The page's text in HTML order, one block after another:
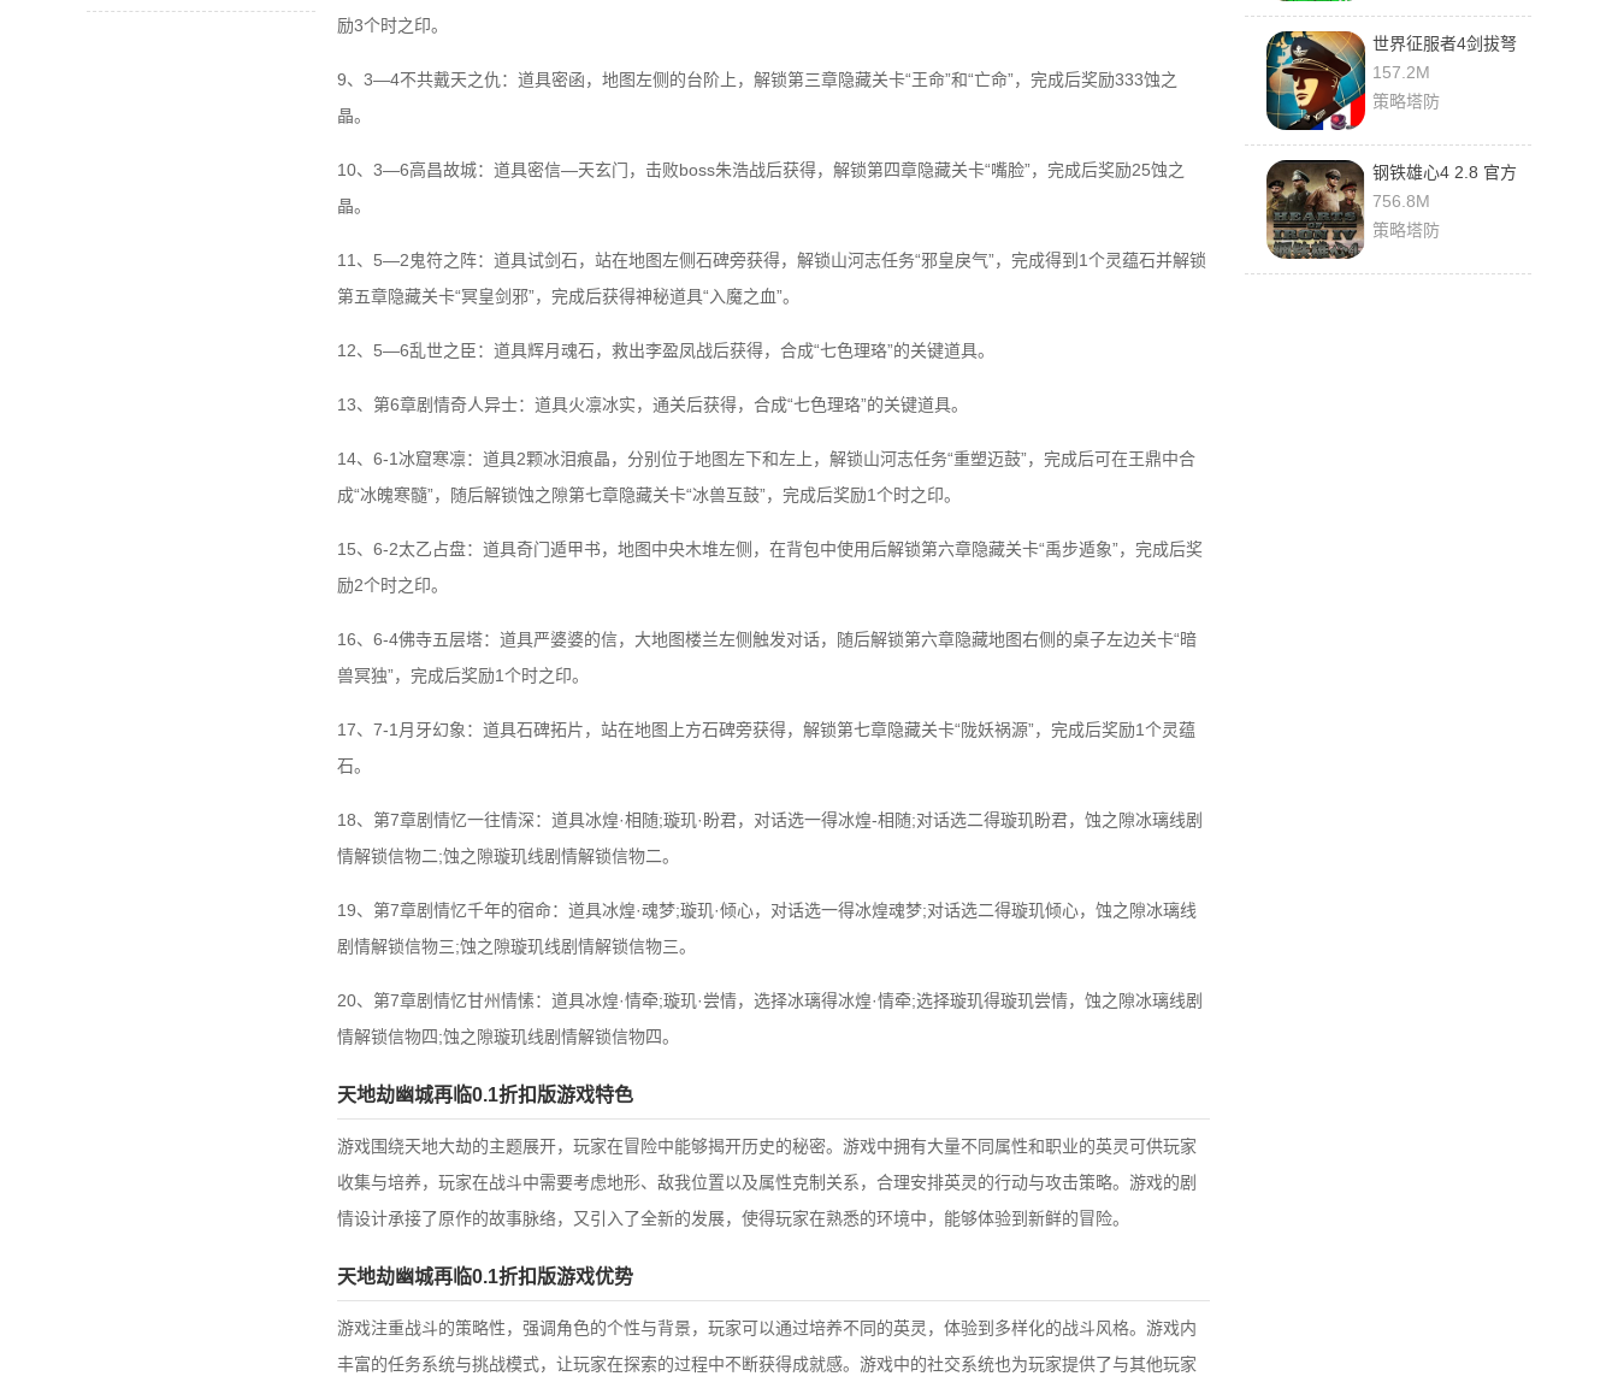
励3个时之印。
9、3—4不共戴天之仇：道具密函，地图左侧的台阶上，解锁第三章隐藏关卡“王命”和“亡命”，完成后奖励333蚀之
晶。
10、3—6高昌故城：道具密信—天玄门，击败boss朱浩战后获得，解锁第四章隐藏关卡“嘴脸”，完成后奖励25蚀之
晶。
11、5—2鬼符之阵：道具试剑石，站在地图左侧石碑旁获得，解锁山河志任务“邪皇戾气”，完成得到1个灵蕴石并解锁
第五章隐藏关卡“冥皇剑邪”，完成后获得神秘道具“入魔之血”。
12、5—6乱世之臣：道具辉月魂石，救出李盈凤战后获得，合成“七色理珞”的关键道具。
13、第6章剧情奇人异士：道具火凛冰实，通关后获得，合成“七色理珞”的关键道具。
14、6-1冰窟寒凛：道具2颗冰泪痕晶，分别位于地图左下和左上，解锁山河志任务“重塑迈鼓”，完成后可在王鼎中合
成“冰魄寒髓”，随后解锁蚀之隙第七章隐藏关卡“冰兽互鼓”，完成后奖励1个时之印。
15、6-2太乙占盘：道具奇门遁甲书，地图中央木堆左侧，在背包中使用后解锁第六章隐藏关卡“禹步遁象”，完成后奖
励2个时之印。
16、6-4佛寺五层塔：道具严婆婆的信，大地图楼兰左侧触发对话，随后解锁第六章隐藏地图右侧的桌子左边关卡“暗
兽冥独”，完成后奖励1个时之印。
17、7-1月牙幻象：道具石碑拓片，站在地图上方石碑旁获得，解锁第七章隐藏关卡“陇妖祸源”，完成后奖励1个灵蕴
石。
18、第7章剧情忆一往情深：道具冰煌·相随;璇玑·盼君，对话选一得冰煌-相随;对话选二得璇玑盼君，蚀之隙冰璃线剧
情解锁信物二;蚀之隙璇玑线剧情解锁信物二。
19、第7章剧情忆千年的宿命：道具冰煌·魂梦;璇玑·倾心，对话选一得冰煌魂梦;对话选二得璇玑倾心，蚀之隙冰璃线
剧情解锁信物三;蚀之隙璇玑线剧情解锁信物三。
20、第7章剧情忆甘州情愫：道具冰煌·情牵;璇玑·尝情，选择冰璃得冰煌·情牵;选择璇玑得璇玑尝情，蚀之隙冰璃线剧
情解锁信物四;蚀之隙璇玑线剧情解锁信物四。
天地劫幽城再临0.1折扣版游戏特色
游戏围绕天地大劫的主题展开，玩家在冒险中能够揭开历史的秘密。游戏中拥有大量不同属性和职业的英灵可供玩家
收集与培养，玩家在战斗中需要考虑地形、敌我位置以及属性克制关系，合理安排英灵的行动与攻击策略。游戏的剧
情设计承接了原作的故事脉络，又引入了全新的发展，使得玩家在熟悉的环境中，能够体验到新鲜的冒险。
天地劫幽城再临0.1折扣版游戏优势
游戏注重战斗的策略性，强调角色的个性与背景，玩家可以通过培养不同的英灵，体验到多样化的战斗风格。游戏内
丰富的任务系统与挑战模式，让玩家在探索的过程中不断获得成就感。游戏中的社交系统也为玩家提供了与其他玩家
世界征服者4剑拔弩
张 1.11.4 最新版
157.2M
策略塔防
钢铁雄心4 2.8 官方
版
756.8M
策略塔防